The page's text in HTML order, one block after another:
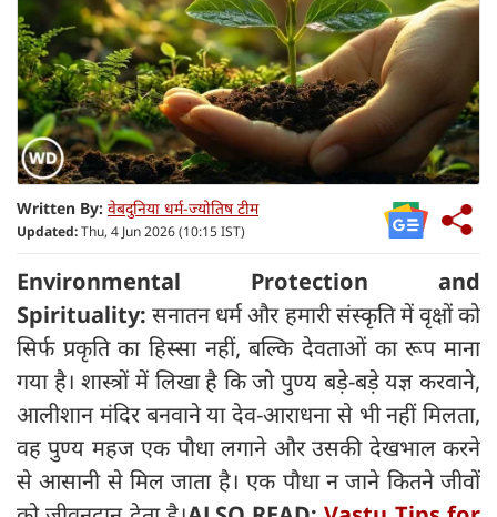
Written By: वेबदुनिया धर्म-ज्योतिष टीम
Updated:Thu, 4 Jun 2026 (10:15 IST)
Environmental Protection and
Spirituality:सनातन धर्म और हमारी संस्कृति में वृक्षों को
सिर्फ प्रकृति का हिस्सा नहीं, बल्कि देवताओं का रूप माना
गया है। शास्त्रों में लिखा है कि जो पुण्य बड़े-बड़े यज्ञ करवाने,
आलीशान मंदिर बनवाने या देव-आराधना से भी नहीं मिलता,
वह पुण्य महज एक पौधा लगाने और उसकी देखभाल करने
से आसानी से मिल जाता है। एक पौधा न जाने कितने जीवों